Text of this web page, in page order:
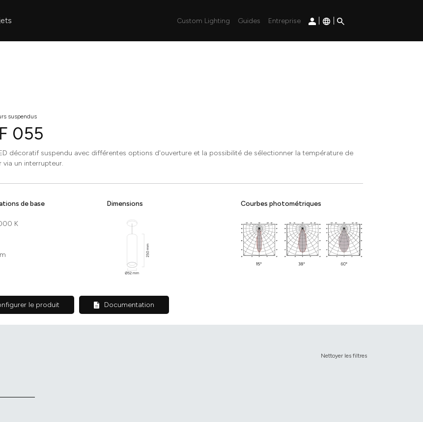
Custom Lighting Guides Entreprise |
suspendus
055
décoratif suspendu avec différentes options d'ouverture et la possibilité de sélectionner la température de
via un interrupteur.
de base
K
Dimensions Courbes photométriques
le produit Documentation
Nettoyer les filtres